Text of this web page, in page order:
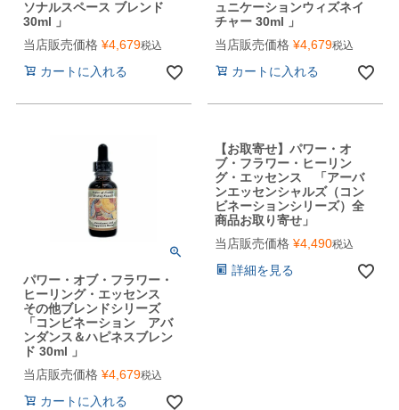
ソナルスペース ブレンド
30ml 」
当店販売価格 ¥4,679税込
カートに入れる
ュニケーションウィズネイ
チャー 30ml 」
当店販売価格 ¥4,679税込
カートに入れる
パワー・オブ・フラワー・
ヒーリング・エッセンス
その他ブレンドシリーズ
「コンビネーション アバ
ンダンス＆ハピネスブレン
ド 30ml 」
当店販売価格 ¥4,679税込
カートに入れる
【お取寄せ】パワー・オ
ブ・フラワー・ヒーリン
グ・エッセンス 「アーバ
ンエッセンシャルズ（コン
ビネーションシリーズ）全
商品お取り寄せ」
当店販売価格 ¥4,490税込
詳細を見る